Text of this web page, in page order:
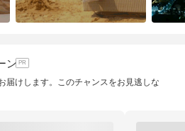
ン
届けします。このチャンスをお見逃しな